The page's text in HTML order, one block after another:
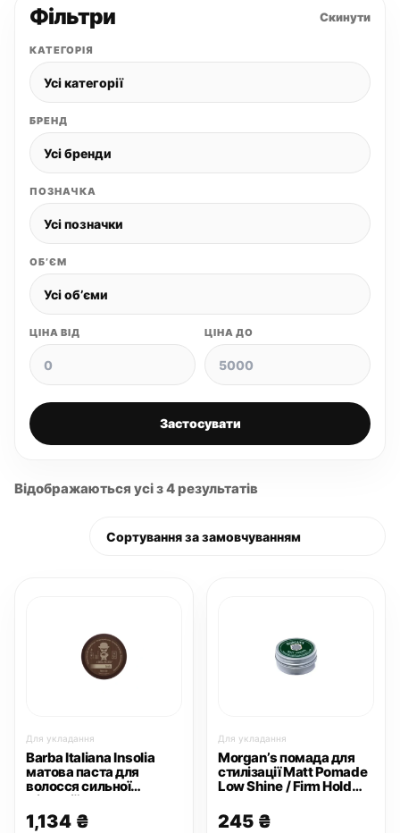
Фільтри Скинути
КАТЕГОРІЯ
БРЕНД
ПОЗНАЧКА
ОБʼЄМ
ЦІНА ВІД ЦІНА ДО
Застосувати
Відображаються усі з 4 результатів
Для укладання
Barba Italiana Insolia
матова паста для
волосся сильної
фіксації 100 мл
1,134 ₴
Для укладання
Morgan’s помада для
стилізації Matt Pomade
Low Shine / Firm Hold
245 ₴